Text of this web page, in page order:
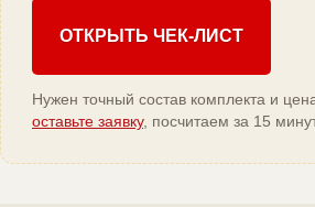
ОТКРЫТЬ ЧЕК-ЛИСТ
Нужен точный состав комплекта и
оставьте заявку, посчитаем за 15